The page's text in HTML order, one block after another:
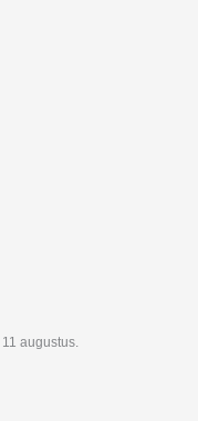
augustus.